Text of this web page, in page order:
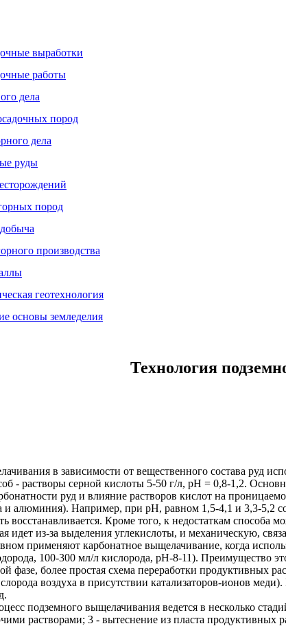
выработки
работы
дела
пород
дела
руды
пород
производства
геотехнология
основы земледелия
Технология
в зависимости от вещественного состава руд
- растворы серной кислоты 5-50 г/л, рН = 0,8-1,2.
руд и влияние растворов кислот на
и алюминия). Например, при рН, равном 1,5-4,1 и 3,3-5,2
восстанавливается. Кроме того, к недостаткам
идет из-за выделения углекислоты, и механическую,
применяют карбонатное выщелачивание, когда
100-300 мл/л кислорода, рН-8-11). Преимущество
фазе, более простая схема переработки продуктивных
воздуха в присутствии катализаторов-ионов
подземного выщелачивания ведется в несколько
растворами; 3 - вытеснение из пласта продуктивных